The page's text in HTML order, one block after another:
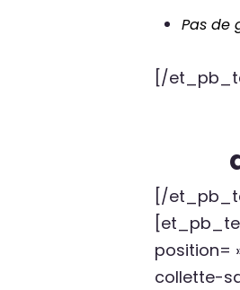
Pas de
[/
[/
position=
collette-